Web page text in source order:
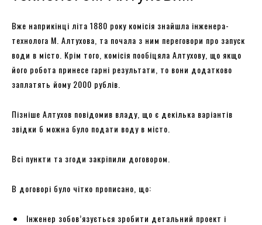
Вже наприкінці літа 1880 року комісія знайшла інженера-
технолога М. Алтухова, та почала з ним переговори про запуск
води в місто. Крім того, комісія пообіцяла Алтухову, що якщо
його робота принесе гарні результати, то вони додатково
заплатять йому 2000 рублів.
Пізніше Алтухов повідомив владу, що є декілька варіантів
звідки б можна було подати воду в місто.
Всі пункти та згоди закріпили договором.
В договорі було чітко прописано, що:
Інженер зобов’язується зробити детальний проект і